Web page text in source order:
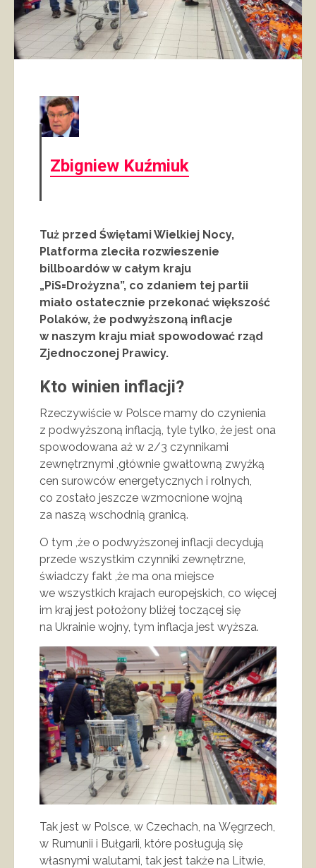
Zbigniew Kuźmiuk
Tuż przed Świętami Wielkiej Nocy,
Platforma zleciła rozwieszenie
billboardów w całym kraju
„PiS=Drożyzna”, co zdaniem tej partii
miało ostatecznie przekonać większość
Polaków, że podwyższoną inflacje
w naszym kraju miał spowodować rząd
Zjednoczonej Prawicy.
Kto winien inflacji?
Rzeczywiście w Polsce mamy do czynienia
z podwyższoną inflacją, tyle tylko, że jest ona
spowodowana aż w 2/3 czynnikami
zewnętrznymi ,głównie gwałtowną zwyżką
cen surowców energetycznych i rolnych,
co zostało jeszcze wzmocnione wojną
za naszą wschodnią granicą.
O tym ,że o podwyższonej inflacji decydują
przede wszystkim czynniki zewnętrzne,
świadczy fakt ,że ma ona miejsce
we wszystkich krajach europejskich, co więcej
im kraj jest położony bliżej toczącej się
na Ukrainie wojny, tym inflacja jest wyższa.
Tak jest w Polsce, w Czechach, na Węgrzech,
w Rumunii i Bułgarii, które posługują się
własnymi walutami, tak jest także na Litwie,